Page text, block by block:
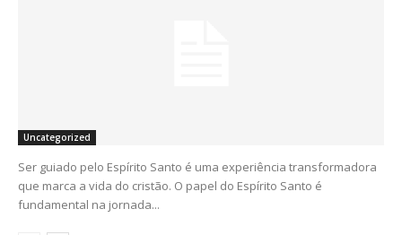
Uncategorized
Ser guiado pelo Espírito Santo é uma experiência transformadora
que marca a vida do cristão. O papel do Espírito Santo é
fundamental na jornada...